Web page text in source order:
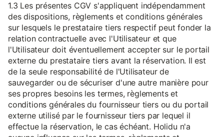
1.3 Les présentes CGV s'appliquent indépendamment
des dispositions, règlements et conditions générales
sur lesquels le prestataire tiers respectif peut fonder la
relation contractuelle avec l'Utilisateur et que
l'Utilisateur doit éventuellement accepter sur le portail
externe du prestataire tiers avant la réservation. Il est
de la seule responsabilité de l'Utilisateur de
sauvegarder ou de sécuriser d'une autre manière pour
ses propres besoins les termes, règlements et
conditions générales du fournisseur tiers ou du portail
externe utilisé par le fournisseur tiers par lequel il
effectue la réservation, le cas échéant. Holidu n'a